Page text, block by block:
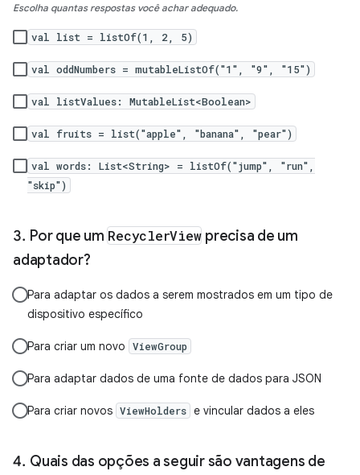
Escolha quantas respostas você achar adequado.
val list = listOf(1, 2, 5)
val oddNumbers = mutableListOf("1", "9", "15")
val listValues: MutableList<Boolean>
val fruits = list("apple", "banana", "pear")
val words: List<String> = listOf("jump", "run",
"skip")
Por que um RecyclerView precisa de um
adaptador?
Para adaptar os dados a serem mostrados em um tipo de
dispositivo específico
Para criar um novo ViewGroup
Para adaptar dados de uma fonte de dados para JSON
Para criar novos ViewHolders e vincular dados a eles
Quais das opções a seguir são vantagens de